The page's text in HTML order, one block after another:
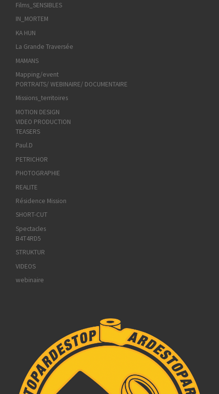
Films_SENSIBLES
IN_MORTEM
KA HUN
La Grande Traversée
MAMANS
Mapping/event
PORTRAITS/ WEBINAIRE/ DOCUMENTAIRE
Missions_territoires
MOTION DESIGN
VIDEO PRODUCTION
TEASERS
Paul.D
PETRICHOR
PHOTOGRAPHIE
REALITE
Résidence Mission
SHORT-CUT
Spectacles
B4T4RD5
STRUKTUR
VIDEOS
webinaire